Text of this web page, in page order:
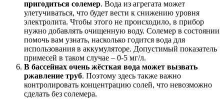
пригодиться солемер. Вода из агрегата может
улетучиваться, что будет вести к снижению уровня
электролита. Чтобы этого не происходило, в прибор
нужно добавлять очищенную воду. Солемер в состоянии
помочь вам узнать, насколько годится вода для
использования в аккумуляторе. Допустимый показатель
примесей в таком случае – 0-5 мг/л.
В бассейнах очень жёсткая вода может вызвать
ржавление труб. Поэтому здесь также важно
контролировать концентрацию солей, что невозможно
сделать без солемера.